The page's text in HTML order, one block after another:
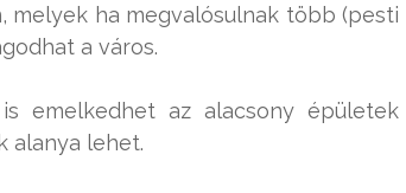
melyek ha megvalósulnak több (pesti
a város.
emelkedhet az alacsony épületek
alanya lehet.